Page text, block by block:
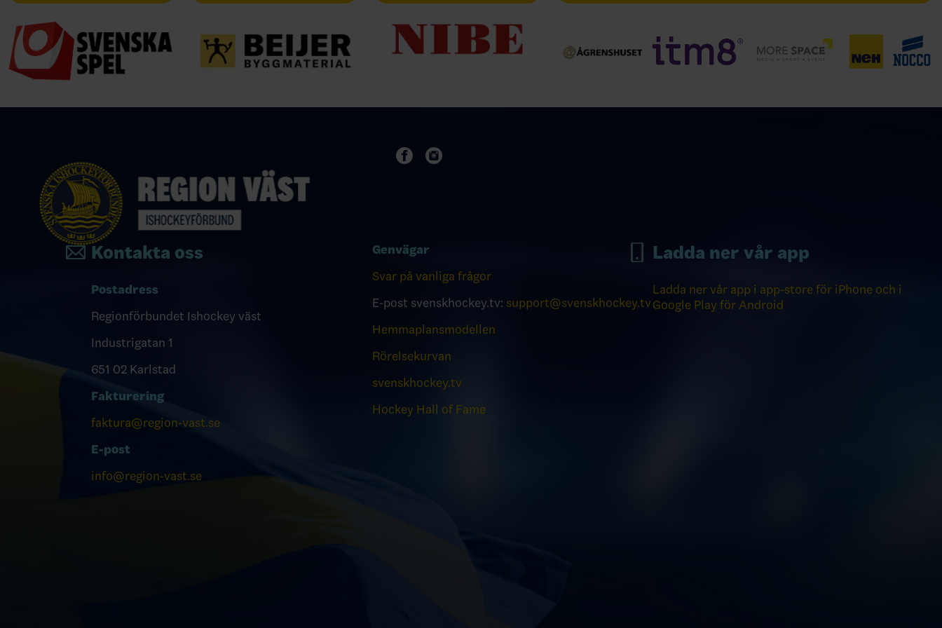
Kontakta oss
Postadress
Regionförbundet Ishockey väst
Industrigatan 1
651 02 Karlstad
Fakturering
faktura@region-vast.se
E-post
info@region-vast.se
Genvägar
Svar på vanliga frågor
E-post svenskhockey.tv: support@svenskhockey.tv
Hemmaplansmodellen
Rörelsekurvan
svenskhockey.tv
Hockey Hall of Fame
Ladda ner vår app
Ladda ner vår app i app-store för iPhone och i
Google Play för Android